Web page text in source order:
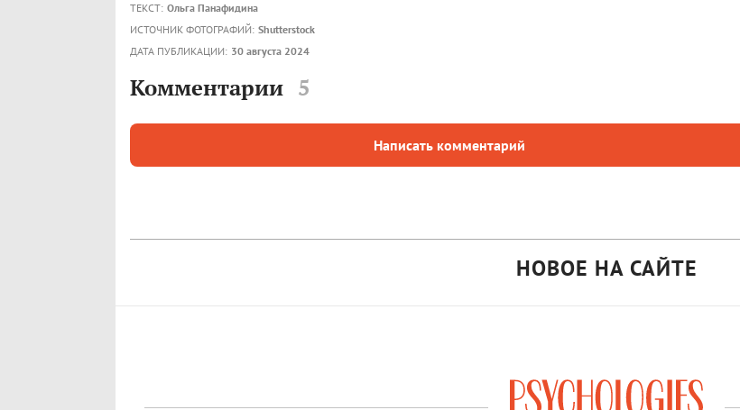
ТЕКСТ: Ольга Панафидина
ИСТОЧНИК ФОТОГРАФИЙ: Shutterstock
ДАТА ПУБЛИКАЦИИ: 30 августа 2024
Комментарии 5
Написать комментарий
НОВОЕ НА САЙТЕ